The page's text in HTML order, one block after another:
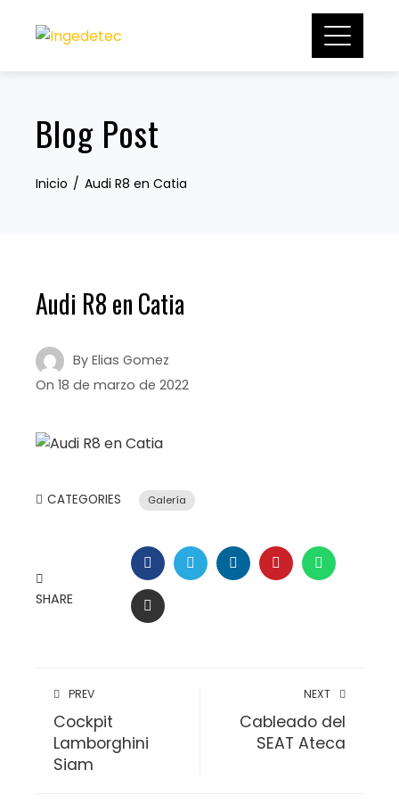
Blog Post
Inicio Audi R8 en Catia
Audi R8 en Catia
By Elias Gomez
On 18 de marzo de 2022
CATEGORIES Galería
SHARE
FACEBOOKTWITTERLINKEDINPINTEREST
EMAIL
PREV
Cockpit
Lamborghini
Siam
NEXT
Cableado del
SEAT Ateca